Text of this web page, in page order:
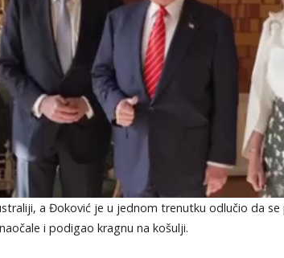
a Đoković je u jednom trenutku odlučio da
i podigao kragnu na košulji.